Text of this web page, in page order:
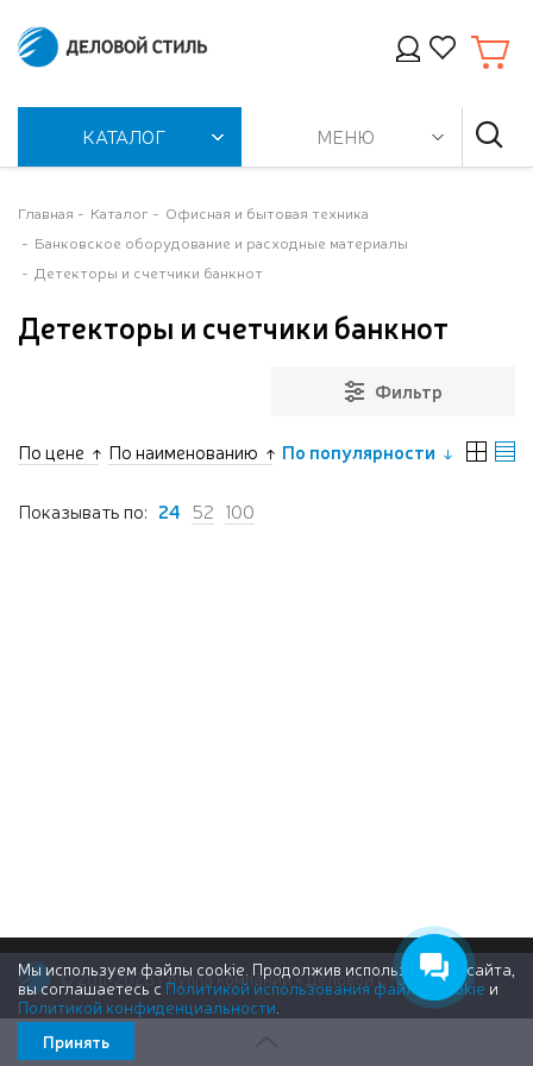
КАТАЛОГ МЕНЮ
Главная Каталог
Офисная и бытовая техника
Банковское оборудование и расходные материалы
Детекторы и счетчики банкнот
Детекторы и счетчики банкнот
Фильтр
По цене По наименованию По популярности
Показывать по: 24 52 100
© 2011-2026 Группа компаний «Деловой Стиль»
Мы используем файлы cookie. Продолжив использование сайта,
вы соглашаетесь с Политикой использования файлов cookie и
Политикой конфиденциальности
Принять